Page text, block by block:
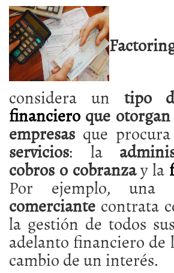
considera un tipo
financiero que
empresas que
servicios: la
cobros o cobranzay la
Por ejemplo, una
comerciante contrata
la gestión de todos
adelanto financiero de
cambio de un interés.